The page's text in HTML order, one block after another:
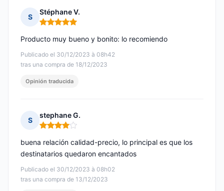
S
Stéphane V.
Nota: 5 de 5
Publicado el 30/12/2023 à 08h42
tras una compra de 18/12/2023
Producto muy bueno y bonito: lo recomiendo
Opinión traducida
S
stephane G.
Nota: 4 de 5
Publicado el 30/12/2023 à 08h02
tras una compra de 13/12/2023
buena relación calidad-precio, lo principal es que los
destinatarios quedaron encantados